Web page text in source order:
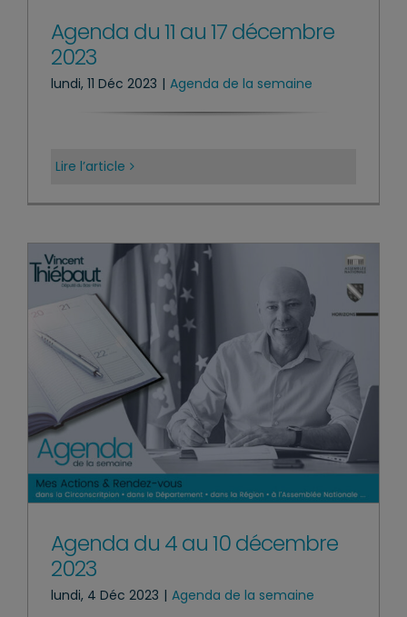
Agenda du 11 au 17 décembre
2023
lundi, 11 Déc 2023 | Agenda de la semaine
Lire l’article
Agenda du 4 au 10 décembre
2023
lundi, 4 Déc 2023 | Agenda de la semaine